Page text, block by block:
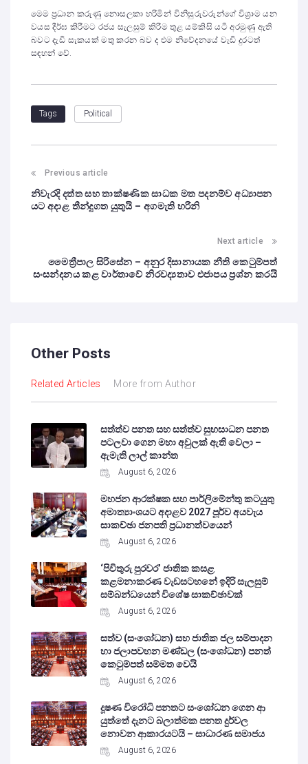
මෙම ප්‍රධාන කරුණු නොසලකා හරිමින් විනිසුරුවරුන්ගේ විශ්‍රාම යන
වයස දීර්ඝ කිරීමට රජය සැලසුම් කිරීම තුළ යම්කිසි යටි අරමුණු ඇති
බවට දැඩි සැකයක් මතු කරන බව ද එම නිවේදනයේ වැඩි දුරටත්
සඳහන් වේ.
Tags Political
Previous article
නිවැරදි දත්ත සහ තාක්ෂණික සාධක මත පදනම්ව අධ්‍යාපන
යට අදාළ තීන්දුගත යුතුයි – අගමැති හරිනි
Next article
මෛත්‍රීපාල සිරිසේන – අනුර දිසානායක නීති කෙටුම්පත්
සංසන්දනය කළ වාර්තාවේ නිරවද්‍යතාව එජාපය ප්‍රශ්න කරයි
Other Posts
Related Articles More from Author
සත්ත්ව පනත සහ සත්ත්ව සුභසාධන පනත
පටලවා ගෙන මහා අවුලක් ඇති වෙලා –
ඇමැති ලාල් කාන්ත
August 6, 2026
මහජන ආරක්ෂක සහ පාර්ලිමේන්තු කටයුතු
අමාත්‍යාංශයට අදාළව 2027 පූර්ව අයවැය
සාකච්ඡා ජනපති ප්‍රධානත්වයෙන්
August 6, 2026
‘පිවිතුරු පුරවර’ ජාතික කසළ
කළමනාකරණ වැඩසටහනේ ඉදිරි සැලසුම්
සම්බන්ධයෙන් විශේෂ සාකච්ඡාවක්
August 6, 2026
සත්ව (සංශෝධන) සහ ජාතික ජල සම්පාදන
හා ජලාපවහන මණ්ඩල (සංශෝධන) පනත්
කෙටුම්පත් සම්මත වෙයි
August 6, 2026
දූෂණ විරෝධි පනතට සංශෝධන ගෙන ආ
යුත්තේ දැනට බලාත්මක පනත දුර්වල
නොවන ආකාරයටයි – සාධාරණ සමාජය
August 6, 2026